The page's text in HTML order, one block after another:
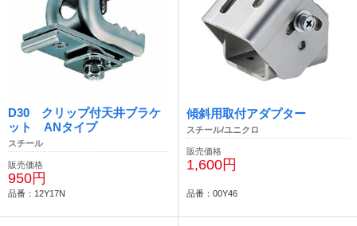
D30 クリップ付天井ブラケ
ット ANタイプ
スチール
販売価格
950円
品番：12Y17N
傾斜用取付アダプター
スチール/ユニクロ
販売価格
1,600円
品番：00Y46